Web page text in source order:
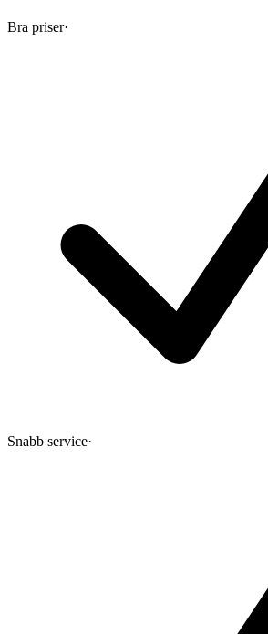
Bra priser·
Snabb service·